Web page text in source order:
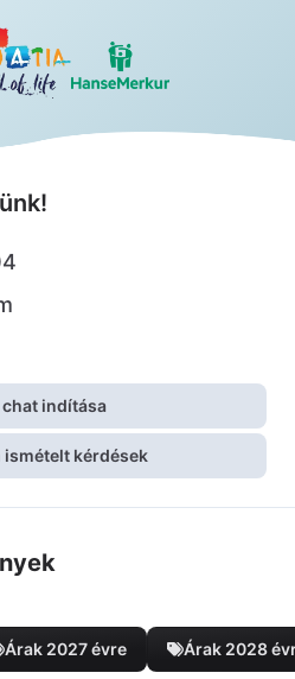
chat indítása
ismételt kérdések
Árak 2027 évre Árak 2028